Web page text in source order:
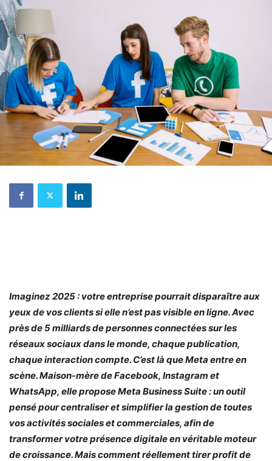
Imaginez 2025 : votre entreprise pourrait disparaître aux
yeux de vos clients si elle n’est pas visible en ligne. Avec
près de 5 milliards de personnes connectées sur les
réseaux sociaux dans le monde, chaque publication,
chaque interaction compte. C’est là que Meta entre en
scène. Maison-mère de Facebook, Instagram et
WhatsApp, elle propose Meta Business Suite : un outil
pensé pour centraliser et simplifier la gestion de toutes
vos activités sociales et commerciales, afin de
transformer votre présence digitale en véritable moteur
de croissance. Mais comment réellement tirer profit de